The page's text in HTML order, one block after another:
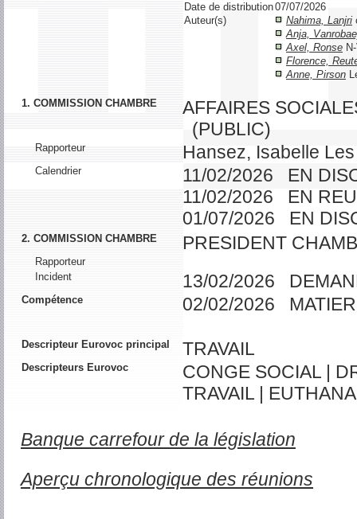
Date de distribution07/07/2026
Auteur(s)
Nahima, Lanjri
Anja,
Axel, Ronse
Florence,
Anne, Pirson
1. COMMISSION CHAMBRE
AFFAIRES
(PUBLIC)
Rapporteur Hansez, Isabelle
Calendrier
11/02/2026 EN
11/02/2026 EN
01/07/2026 EN
2. COMMISSION CHAMBRE PRESIDENT
Rapporteur
Incident
13/02/2026
Compétence 02/02/2026
Descripteur Eurovoc principal TRAVAIL
Descripteurs Eurovoc
CONGE SOCIAL |
TRAVAIL |
Banque carrefour de la législation
Aperçu chronologique des réunions